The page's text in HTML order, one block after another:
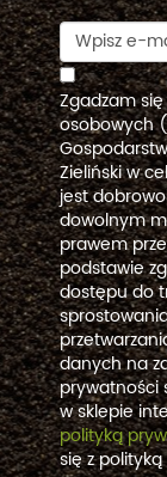
Zgadzam
osobowych
Zieliński w
jest
dowolnym
prawem
podstawie
dostępu do
danych na
prywatności
w sklepie
polityką
się z